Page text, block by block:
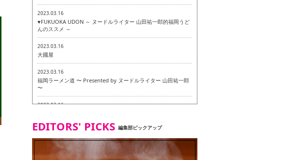
2023.03.16
♥FUKUOKA UDON ～ ヌードルライター 山田祐一郎的福岡うど
んのススメ ～
2023.03.16
大國屋
2023.03.16
福岡ラーメン道 〜 Presented by ヌードルライター 山田祐一郎
〜
2023.03.16
2023.03.07
ヴィーガン・ベジタリアンメニュー試食ツアー in 福岡市
2023.03.07
EDITORS' PICKS 編集部ピックアップ